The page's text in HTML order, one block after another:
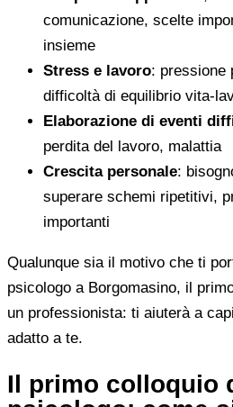
comunicazione, scelte
insieme
Stress e lavoro: pressione
difficoltà di equilibrio vita-
Elaborazione di eventi
perdita del lavoro, malattia
Crescita personale:
superare schemi ripetitivi,
importanti
Qualunque sia il motivo che ti
psicologo a Borgomasino, il
un professionista: ti aiuterà a
adatto a te.
Il primo colloquio